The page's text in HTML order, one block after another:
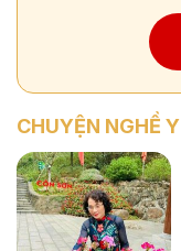
CHUYỆN NGHỀ Y